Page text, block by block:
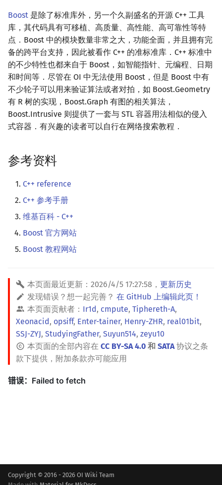
Powerful Number 筛
Min_25 筛
洲阁筛
类欧几里德算法
Meissel–Lehmer 算法
Prüfer 序列
矩阵树定理
LGV 引理
最大团搜索算法
支配树
Boost 是除了标准库外，另一个久副盛名的开源 C++ 工具
库，其代码具有可移植、高质量、高性能、高可靠性等特
点．Boost 中的模块数量非常之大，功能全面，并且拥有完
备的跨平台支持，因此被看作 C++ 的准标准库．C++ 标准中
的不少特性也都来自于 Boost，如智能指针、元编程、日期
和时间等．尽管在 OI 中无法使用 Boost，但是 Boost 中有
不少轮子可以用来验证算法或者对拍，如 Boost.Geometry
有 R 树的实现，Boost.Graph 有图的相关算法，
Boost.Intrusive 则提供了一套与 STL 容器用法相似的侵入
式容器．有兴趣的读者可以自行在网络搜索教程．
参考资料
C++ reference
C++ 参考手册
维基百科 - C++
Boost 官方网站
Boost 教程网站
本页面最近更新： 2026/4/5 17:27:58 ， 更新历史
发现错误？想一起完善？ 在 GitHub 上编辑此页！
本页面贡献者： Ir1d, cmpute, Tiphereth-A,
Xeonacid, opsiff, Enter-tainer, Henry-ZHR, real01bit,
SSJ-ZYJ, StudyingFather, Suyun514, zeyu10
本页面的全部内容在 CC BY-SA 4.0 和 SATA协议之条
款下提供，附加条款亦可能应用
Copyright © 2016 - 2026 OI Wiki Team